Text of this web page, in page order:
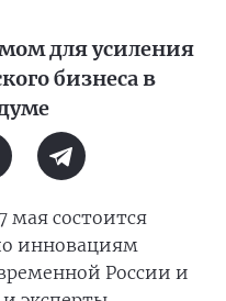
для усиления
бизнеса в
мая состоится
инновациям
России и